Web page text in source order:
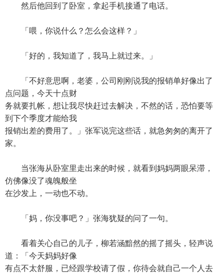
然后他回到了卧室，拿起手机接通了电话。
「喂，你说什么？怎么会这样？」
「好的，我知道了，我马上就过来。」
「不好意思啊，老婆，公司刚刚说我的报销单好像出了
点问题，今天十点财
务就要扎帐，想让我尽快赶过去解决，不然的话，恐怕要等
到下个季度才能给我
报销出差的费用了。」张军说完这些话，就急匆匆的离开了
家。
当张海从卧室里走出来的时候，就看到妈妈两眼呆滞，
仿佛像没了魂魄般坐
在沙发上，一动也不动。
「妈，你没事吧？」张海犹疑的问了一句。
看着关心自己的儿子，柳若涵黯然的摇了摇头，轻声说
道：「今天妈妈好像
有点不太舒服，已经跟学校请了假，你待会就自己一个人去